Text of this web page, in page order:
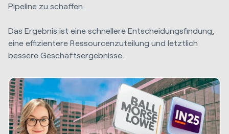
Pipeline zu schaffen.
Das Ergebnis ist eine schnellere Entscheidungsfindung,
eine effizientere Ressourcenzuteilung und letztlich
bessere Geschäftsergebnisse.